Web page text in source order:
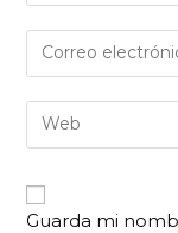
Guarda mi